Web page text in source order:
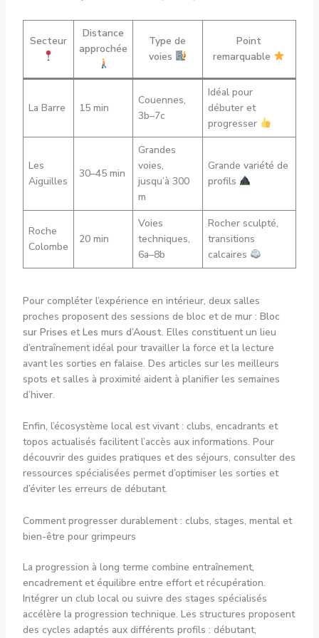
Secteur
Distance
approchée
Type de
voies
Point
remarquable
La Barre 15 min
Couennes,
3b–7c
Idéal pour
débuter et
progresser
Les
Aiguilles
30–45 min
Grandes
voies,
jusqu’à 300
m
Grande variété de
profils
Roche
Colombe
20 min
Voies
techniques,
6a–8b
Rocher sculpté,
transitions
calcaires
Pour compléter l’expérience en intérieur, deux salles
proches proposent des sessions de bloc et de mur : Bloc
sur Prises etLes murs d’Aoust. Elles constituent un lieu
d’entraînement idéal pour travailler la force et la lecture
avant les sorties en falaise. Des articles sur les meilleurs
spots et salles à proximité aident à planifier les semaines
d’hiver.
Enfin, l’écosystème local est vivant : clubs, encadrants et
topos actualisés facilitent l’accès aux informations. Pour
découvrir des guides pratiques et des séjours, consulter des
ressources spécialisées permet d’optimiser les sorties et
d’éviter les erreurs de débutant.
Comment progresser durablement : clubs, stages, mental et
bien-être pour grimpeurs
La progression à long terme combine entraînement,
encadrement et équilibre entre effort et récupération.
Intégrer un club local ou suivre des stages spécialisés
accélère la progression technique. Les structures proposent
des cycles adaptés aux différents profils : débutant,